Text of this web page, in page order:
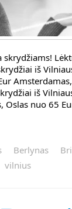
skrydžiams!
iš
iš
Oslas nuo 65
Berlynas
vilnius